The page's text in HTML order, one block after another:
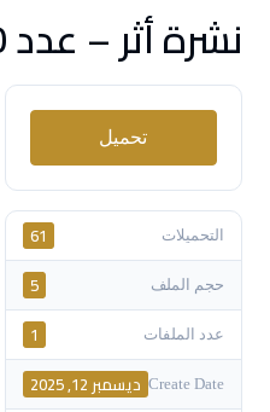
نشرة أثر – عدد 20
تحميل
التحميلات 61
حجم الملف 5
عدد الملفات 1
Create Date ديسمبر 12, 2025